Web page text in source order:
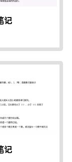
记
记